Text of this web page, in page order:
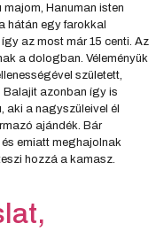
Hanuman isten
hátán egy farokkal
az most már 15 centi. Az
a dologban. Véleményük
született,
Balajit azonban így is
aki a nagyszüleivel él
ajándék. Bár
emiatt meghajolnak
hozzá a kamasz.